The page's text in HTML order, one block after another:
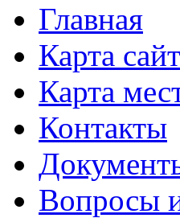
Главная
Карта
Карта
Контакты
Вопросы